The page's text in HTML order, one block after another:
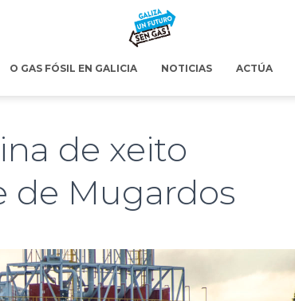
O GAS FÓSIL EN GALICIA NOTICIAS ACTÚA
de xeito
de Mugardos